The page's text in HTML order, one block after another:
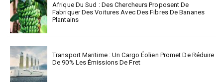
Afrique Du Sud : Des Chercheurs Proposent De
Fabriquer Des Voitures Avec Des Fibres De Bananes
Plantains
Transport Maritime : Un Cargo Éolien Promet De Réduire
De 90% Les Émissions De Fret